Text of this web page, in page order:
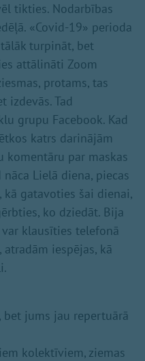
tikties. Nodarbības
«Covid-19» perioda
turpināt, bet
attālināti Zoom
protams, tas
izdevās. Tad
grupu Facebook. Kad
katrs darinājām
komentāru par maskas
Lielā diena, piecas
gatavoties šai dienai,
ko dziedāt. Bija
klausīties telefonā
iespējas, kā
bet jums jau repertuārā
kolektīviem, ziemas